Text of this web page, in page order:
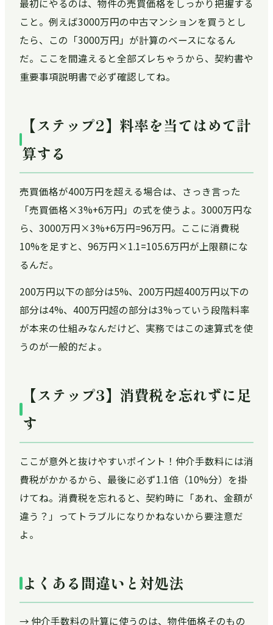
最初にやるのは、物件の売買価格をしっかり把握する
こと。例えば3000万円の中古マンションを買うとし
たら、この「3000万円」が計算のベースになるん
だ。ここを間違えると全部ズレちゃうから、契約書や
重要事項説明書で必ず確認してね。
【ステップ2】料率を当てはめて計
算する
売買価格が400万円を超える場合は、さっき言った
「売買価格×3%+6万円」の式を使うよ。3000万円な
ら、3000万円×3%+6万円=96万円。ここに消費税
10%を足すと、96万円×1.1=105.6万円が上限額にな
るんだ。
200万円以下の部分は5%、200万円超400万円以下の
部分は4%、400万円超の部分は3%っていう段階料率
が本来の仕組みなんだけど、実務ではこの速算式を使
うのが一般的だよ。
【ステップ3】消費税を忘れずに足
す
ここが意外と抜けやすいポイント！仲介手数料には消
費税がかかるから、最後に必ず1.1倍（10%分）を掛
けてね。消費税を忘れると、契約時に「あれ、金額が
違う？」ってトラブルになりかねないから要注意だ
よ。
よくある間違いと対処法
→ 仲介手数料の計算に使うのは、物件価格そのもの